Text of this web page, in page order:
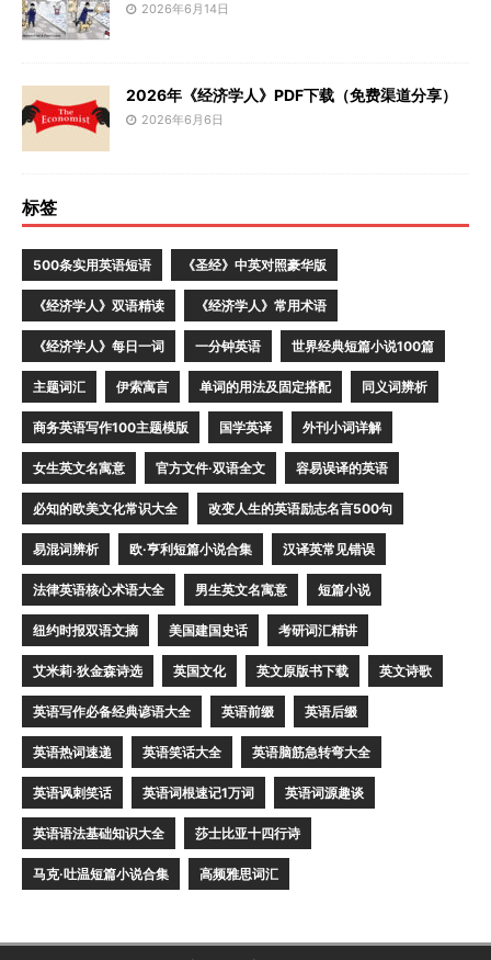
2026年6月14日
2026年《经济学人》PDF下载（免费渠道分享）
2026年6月6日
标签
500条实用英语短语 《圣经》中英对照豪华版
《经济学人》双语精读 《经济学人》常用术语
《经济学人》每日一词 一分钟英语 世界经典短篇小说100篇
主题词汇 伊索寓言 单词的用法及固定搭配 同义词辨析
商务英语写作100主题模版 国学英译 外刊小词详解
女生英文名寓意 官方文件·双语全文 容易误译的英语
必知的欧美文化常识大全 改变人生的英语励志名言500句
易混词辨析 欧·亨利短篇小说合集 汉译英常见错误
法律英语核心术语大全 男生英文名寓意 短篇小说
纽约时报双语文摘 美国建国史话 考研词汇精讲
艾米莉·狄金森诗选 英国文化 英文原版书下载 英文诗歌
英语写作必备经典谚语大全 英语前缀 英语后缀
英语热词速递 英语笑话大全 英语脑筋急转弯大全
英语讽刺笑话 英语词根速记1万词 英语词源趣谈
英语语法基础知识大全 莎士比亚十四行诗
马克·吐温短篇小说合集 高频雅思词汇